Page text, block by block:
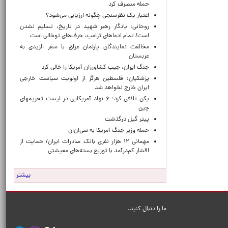
حمله منصرف کرد
اعتبار یک نظرسنجی چگونه ارزیابی می‌شود؟
روحانی: یادگار رهبر شهید در تاریخ، تسلیم نشدن
است/ تمام ادعاهای ترامپ، حرف‌های توخالی است
مخالفت نمایندگان پارلمان عراق با سفر الزیدی به
عربستان
جنگ ایران، جیب کشاورزان آمریکا را خالی کرد
پزشکیان: فلسطین هرگز از اولویت سیاست خارجی
ایران خارج نخواهد شد
پکن تلافی کرد؛ ۶ نهاد آمریکایی در لیست تحریمهای
چین
پیتر گیل درگذشت
حمله وزیر جنگ آمریکا به سی‌ان‌ان
مهمانی ۱۲ هزار نفری بانک صادرات ایران/ حمایت از
اقشار کم‌درآمد با توزیع بسته‌های معیشتی
بیشتر
ما را دنبال کنید.